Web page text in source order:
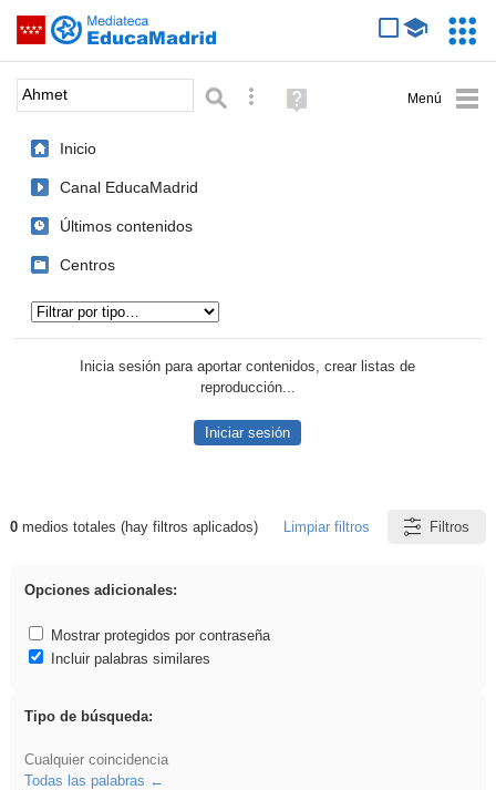
Saltar navegación
Palabra o frase: Búsqueda avanzada
Ayuda
(en
Inicio
Canal EducaMadrid
Últimos contenidos
Centros
Inicia sesión para aportar contenidos, crear listas de
reproducción...
Iniciar sesión
Resultados de: Ahmet
0medios totales (hay filtros aplicados) Limpiar filtros Filtros
Opciones adicionales:
Mostrar protegidos por contraseña
Incluir palabras similares
Tipo de búsqueda:
Cualquier coincidencia
Todas las palabras